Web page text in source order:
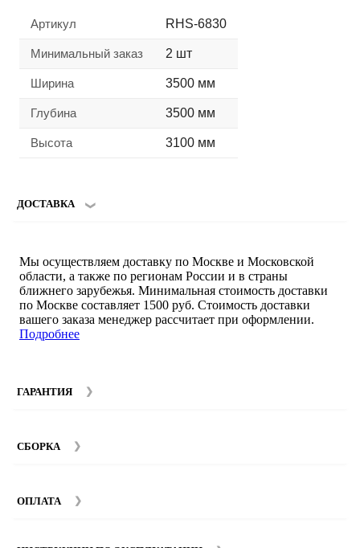
Артикул RHS-6830
Минимальный заказ 2 шт
Ширина 3500 мм
Глубина 3500 мм
Высота 3100 мм
ДОСТАВКА
Мы осуществляем доставку по Москве и Московской
области, а также по регионам России и в страны
ближнего зарубежья. Минимальная стоимость доставки
по Москве составляет 1500 руб. Стоимость доставки
вашего заказа менеджер рассчитает при оформлении.
Подробнее
ГАРАНТИЯ
составляет 12 месяцев с момента покупки при
СБОРКА
Стоимость сборки зависит от количества и моделей
ОПЛАТА